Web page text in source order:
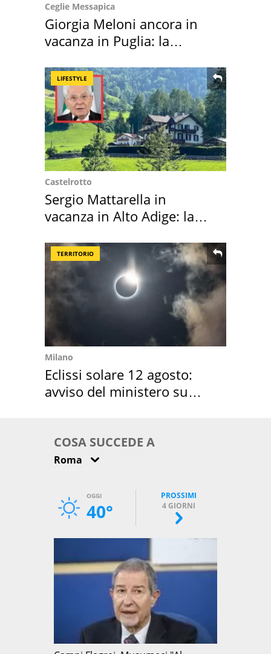
Ceglie Messapica
Giorgia Meloni ancora in
vacanza in Puglia: la
LIFESTYLE
Castelrotto
Sergio Mattarella in
vacanza in Alto Adige: la
TERRITORIO
Milano
Eclissi solare 12 agosto:
avviso del ministero su